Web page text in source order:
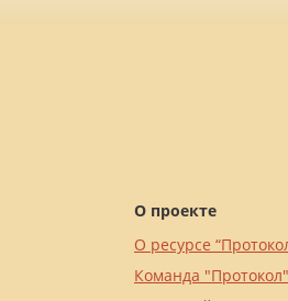
О проекте
О ресурсе
Команда "Протокол"